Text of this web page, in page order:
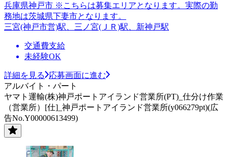
兵庫県神戸市 ※こちらは募集エリアとなります。実際の勤
務地は茨城県下妻市となります。
三宮(神戸市営)駅、三ノ宮(ＪＲ)駅、新神戸駅
交通費支給
未経験OK
詳細を見る
応募画面に進む
アルバイト・パート
ヤマト運輸(株)神戸ポートアイランド営業所(PT)_仕分け作業
（営業所）[仕]_神戸ポートアイランド営業所(y066279pt)(広
告No.Y00000613499)